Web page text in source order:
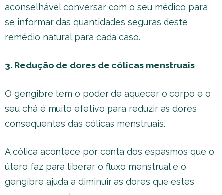
aconselhável conversar com o seu médico para
se informar das quantidades seguras deste
remédio natural para cada caso.
3. Redução de dores de cólicas menstruais
O gengibre tem o poder de aquecer o corpo e o
seu chá é muito efetivo para reduzir as dores
consequentes das cólicas menstruais.
A cólica acontece por conta dos espasmos que o
útero faz para liberar o fluxo menstrual e o
gengibre ajuda a diminuir as dores que estes